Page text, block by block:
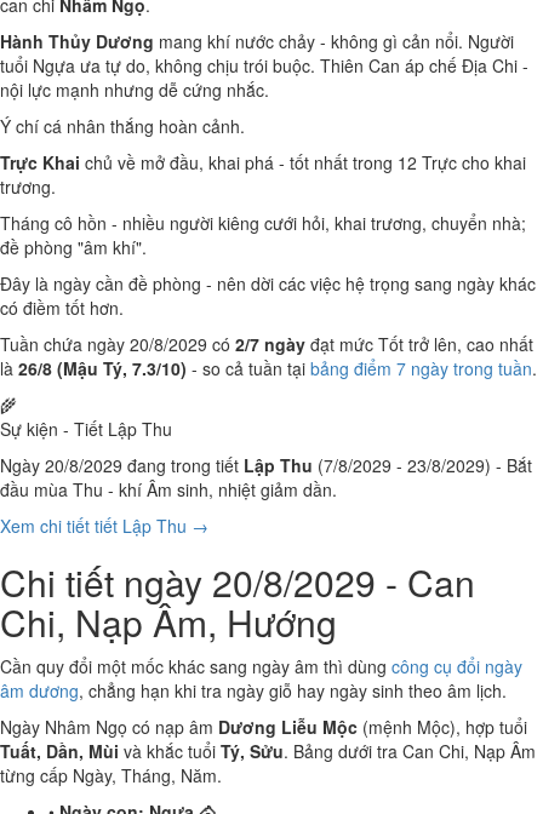
can chi Nhâm Ngọ.
Hành Thủy Dương mang khí nước chảy - không gì cản nổi. Người
tuổi Ngựa ưa tự do, không chịu trói buộc. Thiên Can áp chế Địa Chi -
nội lực mạnh nhưng dễ cứng nhắc.
Ý chí cá nhân thắng hoàn cảnh.
Trực Khai chủ về mở đầu, khai phá - tốt nhất trong 12 Trực cho khai
trương.
Tháng cô hồn - nhiều người kiêng cưới hỏi, khai trương, chuyển nhà;
đề phòng "âm khí".
Đây là ngày cần đề phòng - nên dời các việc hệ trọng sang ngày khác
có điềm tốt hơn.
Tuần chứa ngày 20/8/2029 có 2/7 ngày đạt mức Tốt trở lên, cao nhất
là 26/8 (Mậu Tý, 7.3/10) - so cả tuần tại bảng điểm 7 ngày trong tuần.
🌾
Sự kiện - Tiết Lập Thu
Ngày 20/8/2029 đang trong tiết Lập Thu (7/8/2029 - 23/8/2029) - Bắt
đầu mùa Thu - khí Âm sinh, nhiệt giảm dần.
Xem chi tiết tiết Lập Thu →
Chi tiết ngày 20/8/2029 - Can
Chi, Nạp Âm, Hướng
Cần quy đổi một mốc khác sang ngày âm thì dùng công cụ đổi ngày
âm dương, chẳng hạn khi tra ngày giỗ hay ngày sinh theo âm lịch.
Ngày Nhâm Ngọ có nạp âm Dương Liễu Mộc (mệnh Mộc), hợp tuổi
Tuất, Dần, Mùi và khắc tuổi Tý, Sửu. Bảng dưới tra Can Chi, Nạp Âm
từng cấp Ngày, Tháng, Năm.